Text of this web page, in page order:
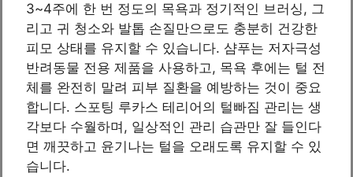
3~4주에 한 번 정도의 목욕과 정기적인 브러싱, 그
리고 귀 청소와 발톱 손질만으로도 충분히 건강한
피모 상태를 유지할 수 있습니다. 샴푸는 저자극성
반려동물 전용 제품을 사용하고, 목욕 후에는 털 전
체를 완전히 말려 피부 질환을 예방하는 것이 중요
합니다. 스포팅 루카스 테리어의 털빠짐 관리는 생
각보다 수월하며, 일상적인 관리 습관만 잘 들인다
면 깨끗하고 윤기나는 털을 오래도록 유지할 수 있
습니다.